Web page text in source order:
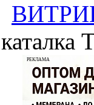
каталка
РЕКЛАМА